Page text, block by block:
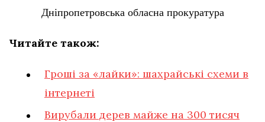
Дніпропетровська обласна прокуратура
Читайте також:
Гроші за «лайки»: шахрайські схеми в
інтернеті
Вирубали дерев майже на 300 тисяч